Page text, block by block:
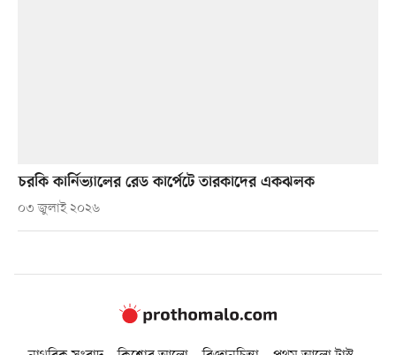
চরকি কার্নিভ্যালের রেড কার্পেটে তারকাদের একঝলক
০৩ জুলাই ২০২৬